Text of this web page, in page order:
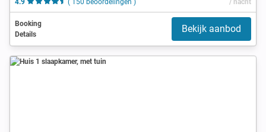
4.9
( 150 beoordelingen ) / nacht
Booking
Details
Bekijk aanbod